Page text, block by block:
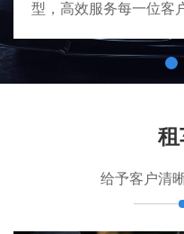
型，高效服务每一位客
租
给予客户清